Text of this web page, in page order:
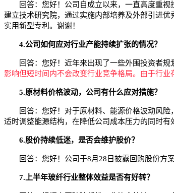
回答：您好！公司自成立以来，一直高度重视
建立技术研究院，通过实施内部培养及外部引进
实用新型专利。谢谢！
4.公司如何应对行业产能持续扩张的情况？
回答：您好！近年来出现了一些外围投资者规
影响但短时间内不会改变行业竞争格局。由于行
5.原材料价格波动，公司有什么应对措施？
回答：您好！对于原材料、能源价格波动风险，
适时调整能源结构，在降低公司成本压力的同时有
6.股价持续低迷，是否会维护股价？
回答：您好！公司于8月28日披露回购股份方案
7.上半年玻纤行业整体效益是否有好转？